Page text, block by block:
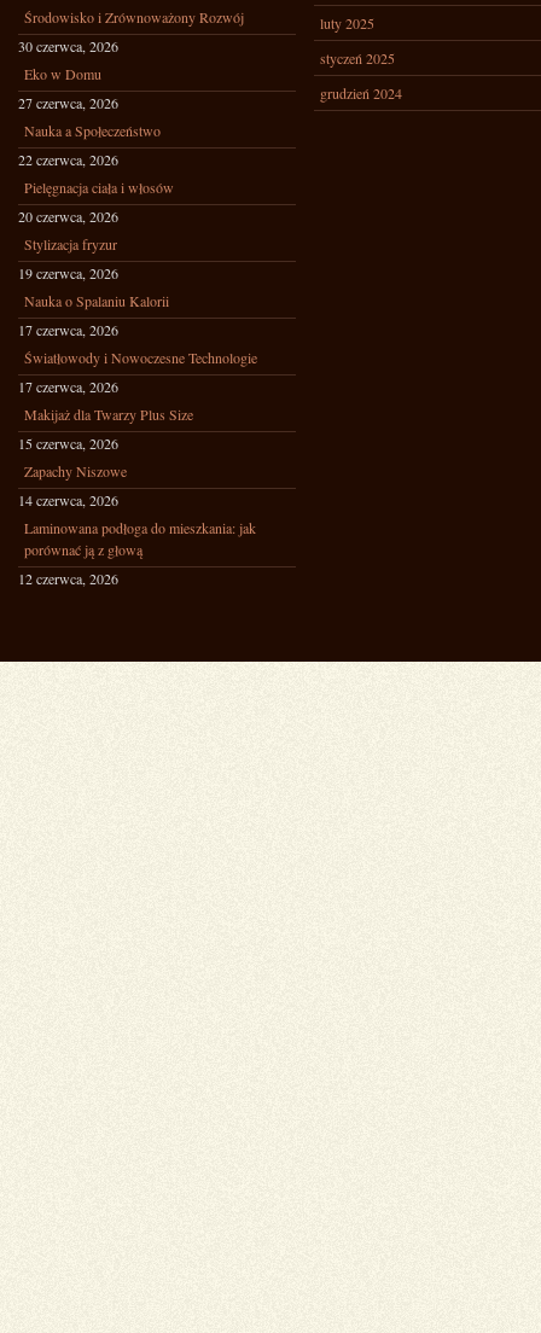
Środowisko i Zrównoważony Rozwój
30 czerwca, 2026
Eko w Domu
27 czerwca, 2026
Nauka a Społeczeństwo
22 czerwca, 2026
Pielęgnacja ciała i włosów
20 czerwca, 2026
Stylizacja fryzur
19 czerwca, 2026
Nauka o Spalaniu Kalorii
17 czerwca, 2026
Światłowody i Nowoczesne Technologie
17 czerwca, 2026
Makijaż dla Twarzy Plus Size
15 czerwca, 2026
Zapachy Niszowe
14 czerwca, 2026
Laminowana podłoga do mieszkania: jak
porównać ją z głową
12 czerwca, 2026
luty 2025
styczeń 2025
grudzień 2024